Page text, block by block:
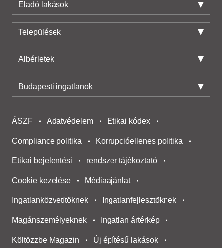
Eladó lakások
Települések
Albérletek
Budapesti ingatlanok
ÁSZF Adatvédelem Etikai kódex
Compliance politika Korrupcióellenes politika
Etikai bejelentési rendszer tájékoztató
Cookie kezelése Médiaajánlat
Ingatlanközvetítőknek Ingatlanfejlesztőknek
Magánszemélyeknek Ingatlan ártérkép
Költözzbe Magazin Új építésű lakások